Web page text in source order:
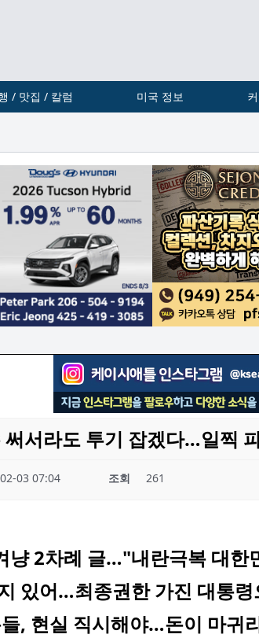
/ 맛집 / 칼럼 미국 정보
서라도 투기 잡겠다…일찍
03 07:04 조회 261
냥 2차례 글…"내란극복 대한
있어…최종권한 가진 대통
, 현실 직시해야…돈이 마귀